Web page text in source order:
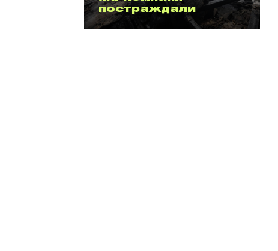
постраждали